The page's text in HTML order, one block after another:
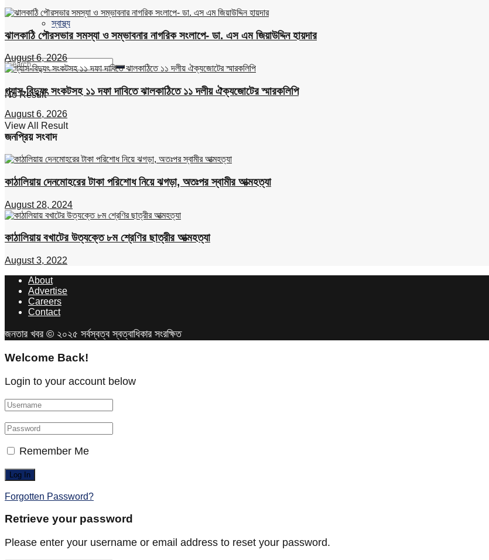
স্বাস্থ্য
No Result
View All Result
ঝালকাঠি পৌরসভার সমস্যা ও সম্ভাবনার নাগরিক সংলাপে- ডা. এস এম জিয়াউদ্দিন হায়দার
August 6, 2026
গ্যাস-বিদ্যুৎ সংকটসহ ১১ দফা দাবিতে ঝালকাঠিতে ১১ দলীয় ঐক্যজোটের স্মারকলিপি
August 6, 2026
জনপ্রিয় সংবাদ
কাঠালিয়ায় দেনমোহরের টাকা পরিশোধ নিয়ে ঝগড়া, অতঃপর স্বামীর আত্মহত্যা
August 28, 2024
কাঠালিয়ায় বখাটের উত্যক্তে ৮ম শ্রেণির ছাত্রীর আত্মহত্যা
August 3, 2022
About
Advertise
Careers
Contact
জনতার খবর © ২০২৫ সর্বস্বত্ব স্বত্বাধিকার সংরক্ষিত
Welcome Back!
Login to your account below
Remember Me
Forgotten Password?
Retrieve your password
Please enter your username or email address to reset your password.